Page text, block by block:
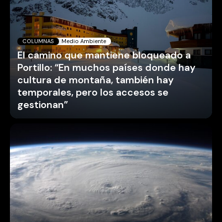
COLUMNAS Medio Ambiente
El camino que mantiene bloqueado a
Portillo: “En muchos países donde hay
cultura de montaña, también hay
temporales, pero los accesos se
gestionan”